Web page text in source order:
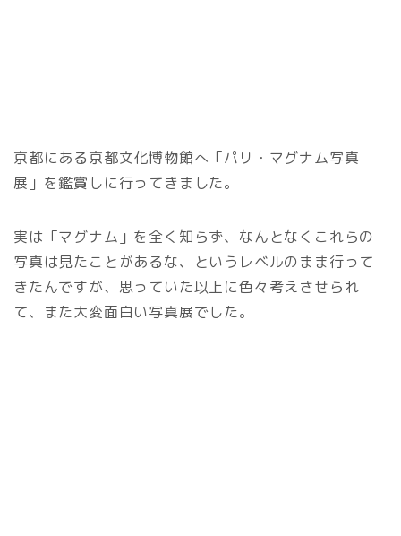
京都にある京都文化博物館へ「パリ・マグナム写真
展」を鑑賞しに行ってきました。
実は「マグナム」を全く知らず、なんとなくこれらの
写真は見たことがあるな、というレベルのまま行って
きたんですが、思っていた以上に色々考えさせられ
て、また大変面白い写真展でした。